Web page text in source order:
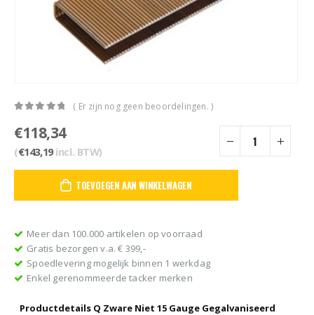
( Er zijn nog geen beoordelingen. )
€118,34
(€143,19incl. BTW)
TOEVOEGEN AAN WINKELWAGEN
Meer dan 100.000 artikelen op voorraad
Gratis bezorgen v.a. € 399,-
Spoedlevering mogelijk binnen 1 werkdag
Enkel gerenommeerde tacker merken
Productdetails Q Zware Niet 15 Gauge Gegalvaniseerd